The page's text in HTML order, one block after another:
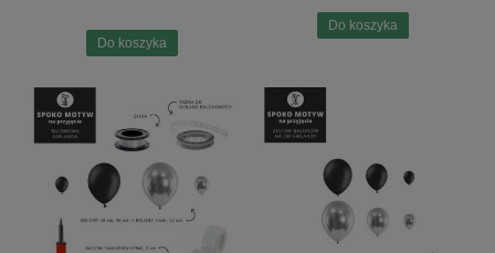
Do koszyka
Do koszyka